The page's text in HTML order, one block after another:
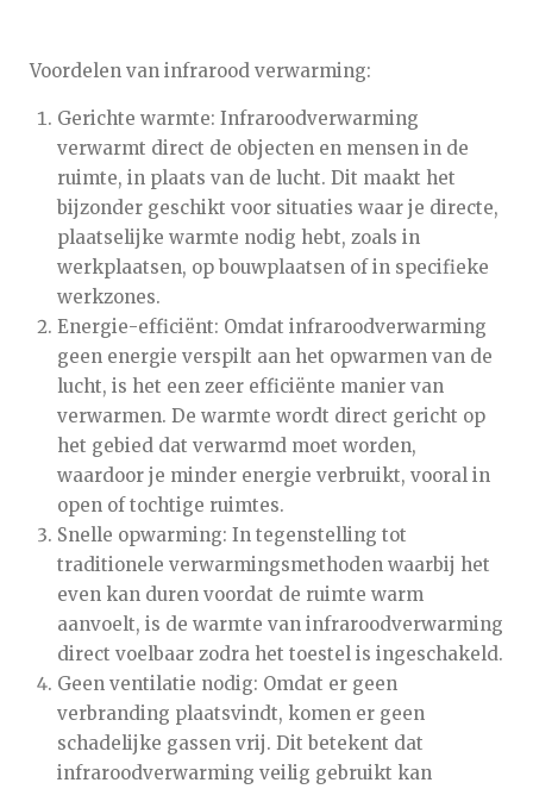
Voordelen van infrarood verwarming:
Gerichte warmte: Infraroodverwarming
verwarmt direct de objecten en mensen in de
ruimte, in plaats van de lucht. Dit maakt het
bijzonder geschikt voor situaties waar je directe,
plaatselijke warmte nodig hebt, zoals in
werkplaatsen, op bouwplaatsen of in specifieke
werkzones.
Energie-efficiënt: Omdat infraroodverwarming
geen energie verspilt aan het opwarmen van de
lucht, is het een zeer efficiënte manier van
verwarmen. De warmte wordt direct gericht op
het gebied dat verwarmd moet worden,
waardoor je minder energie verbruikt, vooral in
open of tochtige ruimtes.
Snelle opwarming: In tegenstelling tot
traditionele verwarmingsmethoden waarbij het
even kan duren voordat de ruimte warm
aanvoelt, is de warmte van infraroodverwarming
direct voelbaar zodra het toestel is ingeschakeld.
Geen ventilatie nodig: Omdat er geen
verbranding plaatsvindt, komen er geen
schadelijke gassen vrij. Dit betekent dat
infraroodverwarming veilig gebruikt kan